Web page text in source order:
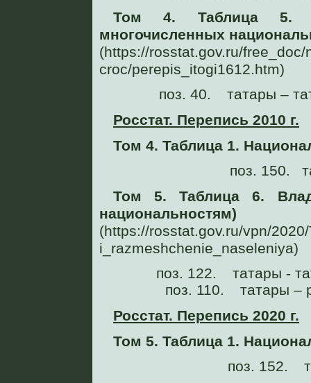
Том 4. Таблица 5.
многочисленных
(https://rosstat.gov.ru/
croc/perepis_itogi1612.htm)
поз. 40. татары –
Росстат. Перепись 2010 г.
Том 4. Таблица 1.
поз. 150.
Том 5. Таблица 6.
национальностям)
(https://rosstat.gov.ru/vpn/
i_razmeshchenie_naseleniya)
поз. 122. татары -
поз. 110. татары –
Росстат. Перепись 2020 г.
Том 5. Таблица 1.
поз. 152.